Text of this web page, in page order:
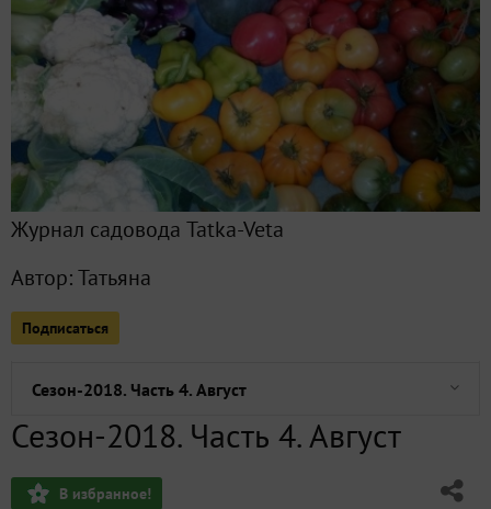
Журнал садовода Tatka-Veta
Автор:Татьяна
Подписаться
Фото 416
Сейчас обсуждают
Я и органическое земледелие: приз получен!
Наш подмосковный "снего-фитнес", или "Лопата - лучший
Приз за участие в тестировании овощей от Аэлиты
Получила приз! Очень нужный!!! Как я рада!!!
Сезон-2018. Часть 4. Август
Сезон-2018. Часть 3. Июль
Сезон - 2018. Часть 2. Июнь
Сезон-2018. Часть 4. Август
В избранное!